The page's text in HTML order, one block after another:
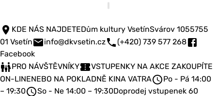
KDE NÁS NAJDETEDům kultury VsetínSvárov 1055755
01 Vsetín
info@dkvsetin.cz
(+420) 739 577 268
Facebook
PRO NÁVŠTĚVNÍKY
VSTUPENKY NA AKCE ZAKOUPÍTE
ON-LINENEBO NA POKLADNĚ KINA VATRA
Po - Pá 14:00
– 19:30
So - Ne 14:00 – 19:30Doprodej vstupenek 60